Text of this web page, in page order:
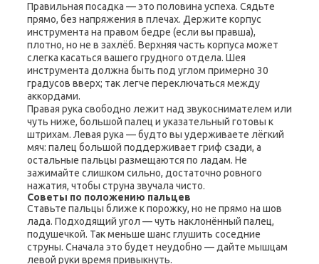
Правильная посадка — это половина успеха. Сядьте
прямо, без напряжения в плечах. Держите корпус
инструмента на правом бедре (если вы правша),
плотно, но не в захлёб. Верхняя часть корпуса может
слегка касаться вашего грудного отдела. Шея
инструмента должна быть под углом примерно 30
градусов вверх; так легче переключаться между
аккордами.
Правая рука свободно лежит над звукоснимателем или
чуть ниже, большой палец и указательный готовы к
штрихам. Левая рука — будто вы удерживаете лёгкий
мяч: палец большой поддерживает гриф сзади, а
остальные пальцы размещаются по ладам. Не
зажимайте слишком сильно, достаточно ровного
нажатия, чтобы струна звучала чисто.
Советы по положению пальцев
Ставьте пальцы ближе к порожку, но не прямо на шов
лада. Подходящий угол — чуть наклонённый палец,
подушечкой. Так меньше шанс глушить соседние
струны. Сначала это будет неудобно — дайте мышцам
левой руки время привыкнуть.